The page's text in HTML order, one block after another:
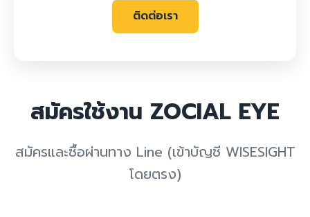
ติดต่อเรา
สมัครใช้งาน ZOCIAL EYE
สมัครและซื้อผ่านทาง Line (เข้าบัญชี WISESIGHT
โดยตรง)